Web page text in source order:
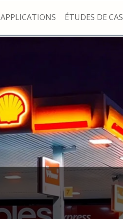
APPLICATIONS ÉTUDES DE CAS